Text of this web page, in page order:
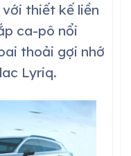
thiết kế liền
ca-pô nổi
thoải gợi nhớ
Lyriq.